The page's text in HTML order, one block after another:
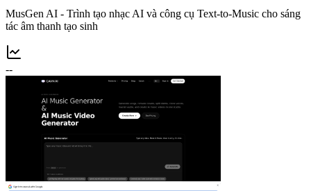
MusGen AI - Trình tạo nhạc AI và công cụ Text-to-Music cho sáng
tác âm thanh tạo sinh
--